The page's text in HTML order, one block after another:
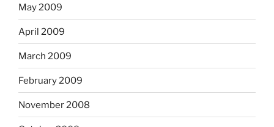
May 2009
April 2009
March 2009
February 2009
November 2008